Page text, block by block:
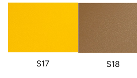
S17 S18